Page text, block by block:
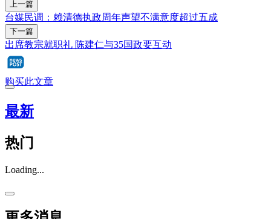
上一篇
台媒民调：赖清德执政周年声望不满意度超过五成
下一篇
出席教宗就职礼 陈建仁与35国政要互动
购买此文章
最新
热门
Loading...